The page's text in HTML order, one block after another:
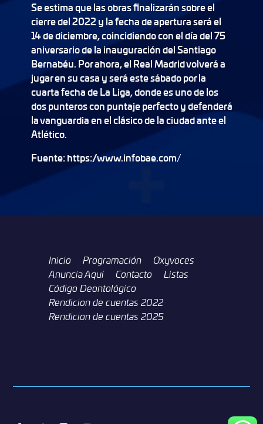
Se estima que las obras finalizarán sobre el
cierre del 2022 y la fecha de apertura será el
14 de diciembre, coincidiendo con el día del 75
aniversario de la inauguración del Santiago
Bernabéu. Por ahora, el Real Madrid volverá a
jugar en su casa y será este sábado por la
cuarta fecha de La Liga, donde es uno de los
dos punteros con puntaje perfecto y defenderá
la vanguardia en el clásico de la ciudad ante el
Atlético.
Fuente: https://www.infobae.com/
Inicio Programación
Oxyvoces
Anuncia Aquí
Contacto
Listas
Código Deontológico
Rendicion de cuentas 2022
Rendicion de cuentas 2025